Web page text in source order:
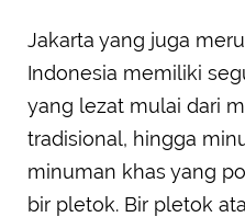
Jakarta yang juga
Indonesia memiliki
yang lezat mulai dari
tradisional, hingga
minuman khas yang
bir pletok. Bir pletok